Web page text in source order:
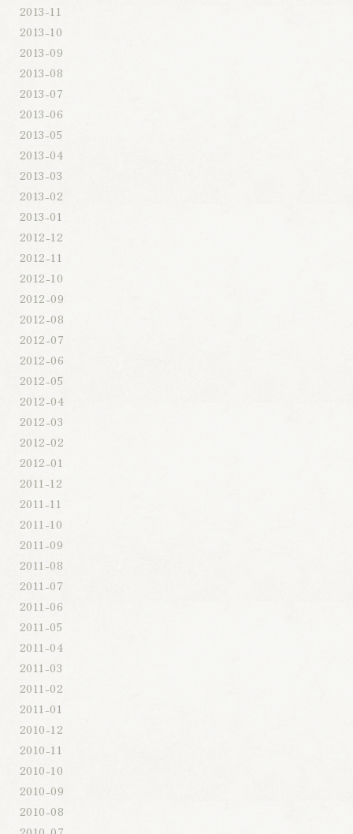
2013-11
2013-10
2013-09
2013-08
2013-07
2013-06
2013-05
2013-04
2013-03
2013-02
2013-01
2012-12
2012-11
2012-10
2012-09
2012-08
2012-07
2012-06
2012-05
2012-04
2012-03
2012-02
2012-01
2011-12
2011-11
2011-10
2011-09
2011-08
2011-07
2011-06
2011-05
2011-04
2011-03
2011-02
2011-01
2010-12
2010-11
2010-10
2010-09
2010-08